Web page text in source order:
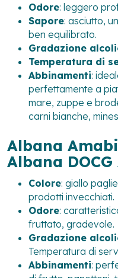
Odore: leggero
Sapore: asciutto,
ben equilibrato.
Gradazione
Temperatura di
Abbinamenti:
perfettamente a
mare, zuppe e
carni bianche,
Albana
Albana
Colore: giallo
prodotti invecchiati.
Odore:
fruttato, gradevole.
Gradazione
Temperatura di
Abbinamenti: